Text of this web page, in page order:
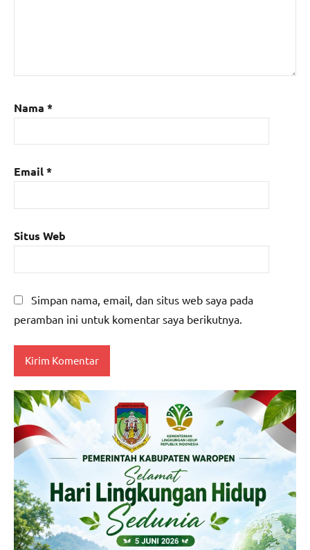
Nama *
Email*
Situs Web
Simpan nama, email, dan situs web saya pada
peramban ini untuk komentar saya berikutnya.